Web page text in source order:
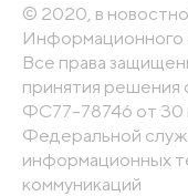
© 2020, в
Информационного
Все права
принятия
ФС77-78746 от 30
Федеральной
информационных
коммуникаций